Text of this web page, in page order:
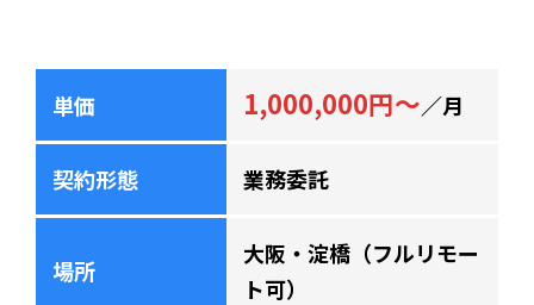
単価 1,000,000円～／月
契約形態 業務委託
場所
大阪・淀橋（フルリモー
ト可）